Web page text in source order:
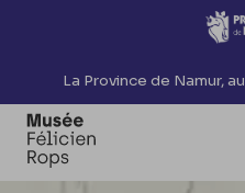
Accèder directement
La Province de Namur,